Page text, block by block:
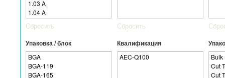
Сбросить Сбросить
Упаковка / блок Квалификация